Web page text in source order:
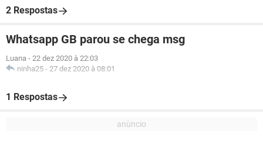
2 Respostas
Whatsapp GB parou se chega msg
Luana - 22 dez 2020 à 22:03
ninha25 - 27 dez 2020 à 08:01
1 Respostas